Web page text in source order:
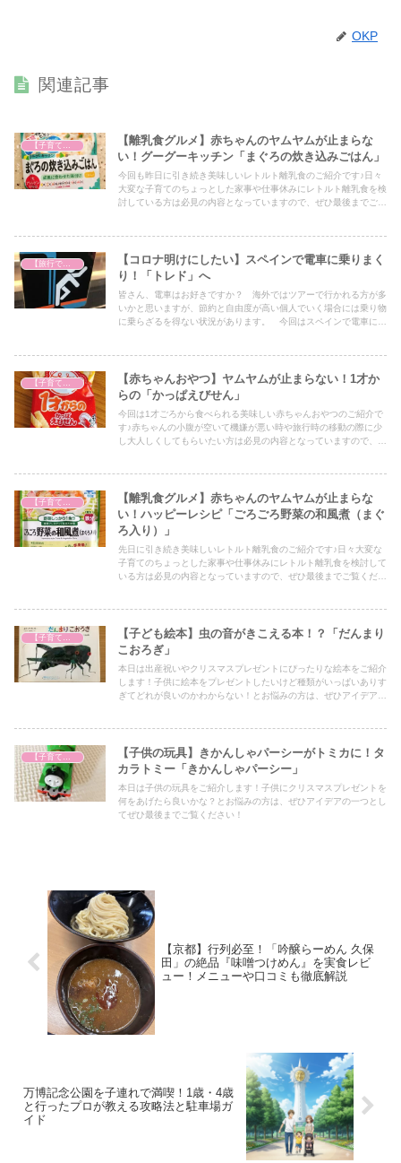
OKP
関連記事
【離乳食グルメ】赤ちゃんのヤムヤムが止まらな
い！グーグーキッチン「まぐろの炊き込みごはん」
今回も昨日に引き続き美味しいレトルト離乳食のご紹介です♪日々
大変な子育てのちょっとした家事や仕事休みにレトルト離乳食を検
討している方は必見の内容となっていますので、ぜひ最後までご覧
【旅行で心を癒そう】
【コロナ明けにしたい】スペインで電車に乗りまく
り！「トレド」へ
皆さん、電車はお好きですか？ 海外ではツアーで行かれる方が多
いかと思いますが、節約と自由度が高い個人でいく場合には乗り物
に乗らざるを得ない状況があります。 今回はスペインで電車に初
【子育て奮闘記】
【赤ちゃんおやつ】ヤムヤムが止まらない！1才か
らの「かっぱえびせん」
今回は1才ごろから食べられる美味しい赤ちゃんおやつのご紹介で
す♪赤ちゃんの小腹が空いて機嫌が悪い時や旅行時の移動の際に少
し大人しくしてもらいたい方は必見の内容となっていますので、ぜ
【子育て奮闘記】
【離乳食グルメ】赤ちゃんのヤムヤムが止まらな
い！ハッピーレシピ「ごろごろ野菜の和風煮（まぐ
ろ入り）」
先日に引き続き美味しいレトルト離乳食のご紹介です♪日々大変な
子育てのちょっとした家事や仕事休みにレトルト離乳食を検討して
いる方は必見の内容となっていますので、ぜひ最後までご覧くださ
【子育て奮闘記】
【子ども絵本】虫の音がきこえる本！？「だんまり
こおろぎ」
本日は出産祝いやクリスマスプレゼントにぴったりな絵本をご紹介
します！子供に絵本をプレゼントしたいけど種類がいっぱいありす
ぎてどれが良いのかわからない！とお悩みの方は、ぜひアイデアの
【子育て奮闘記】
【子供の玩具】きかんしゃパーシーがトミカに！タ
カラトミー「きかんしゃパーシー」
本日は子供の玩具をご紹介します！子供にクリスマスプレゼントを
何をあげたら良いかな？とお悩みの方は、ぜひアイデアの一つとし
てぜひ最後までご覧ください！
【京都】行列必至！「吟醸らーめん 久保
田」の絶品『味噌つけめん』を実食レビ
ュー！メニューや口コミも徹底解説
万博記念公園を子連れで満喫！1歳・4歳
と行ったプロが教える攻略法と駐車場ガ
イド